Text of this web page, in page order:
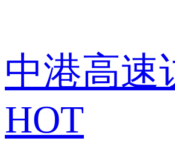
中港高速
HOT